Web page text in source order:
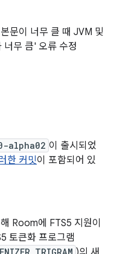
문이 너무 클 때 JVM 및
무 큼' 오류 수정
alpha02 이 출시되었
한 커밋이 포함되어 있
Room에 FTS5 지원이
토큰화 프로그램